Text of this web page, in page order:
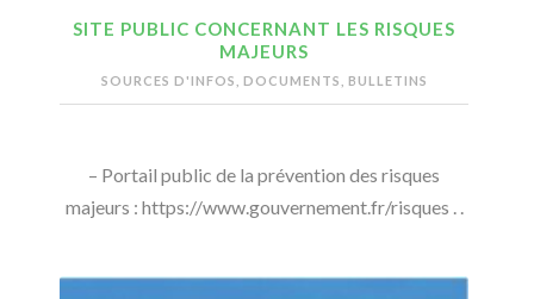
SITE PUBLIC CONCERNANT LES RISQUES
MAJEURS
SOURCES D'INFOS, DOCUMENTS, BULLETINS
– Portail public de la prévention des risques
majeurs : https://www.gouvernement.fr/risques . .